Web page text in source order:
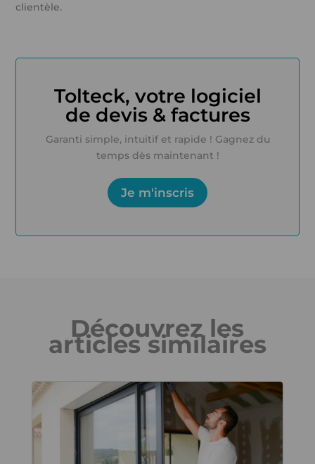
clientèle.
Tolteck, votre logiciel
de devis & factures
Garanti simple, intuitif et rapide ! Gagnez du
temps dès maintenant !
Je m'inscris
Découvrez les
articles similaires